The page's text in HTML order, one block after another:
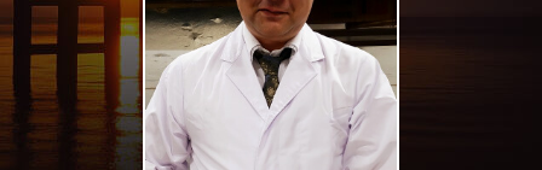
研
修